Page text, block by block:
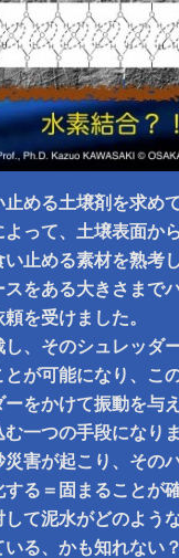
める土壌剤を求め
って、土壌表面か
止める素材を熟考
をある大きさまで
を受けました。
、そのシュレッダ
が可能になり、こ
をかけて振動を与
一つの手段になり
害が起こり、その
る＝固まることが
て泥水がどのよう
いる、かも知れない